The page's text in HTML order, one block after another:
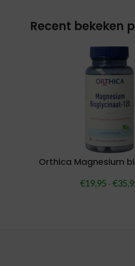
Recent bekeken
Orthica Magnesium
€19,95 - €